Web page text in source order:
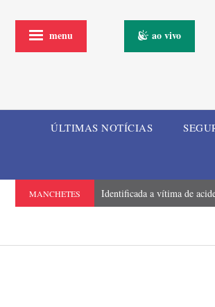
menu ao vivo
ÚLTIMAS NOTÍCIAS
MANCHETES Identificada a vítima de